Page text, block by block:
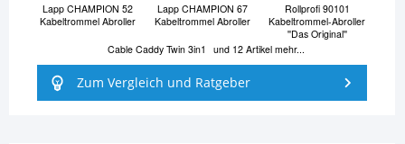
Lapp CHAMPION 52
Kabeltrommel Abroller
Lapp CHAMPION 67
Kabeltrommel Abroller
Rollprofi 90101
Kabeltrommel-Abroller
''Das Original''
Cable Caddy Twin 3in1
und 12 Artikel mehr...
Zum Vergleich und Ratgeber